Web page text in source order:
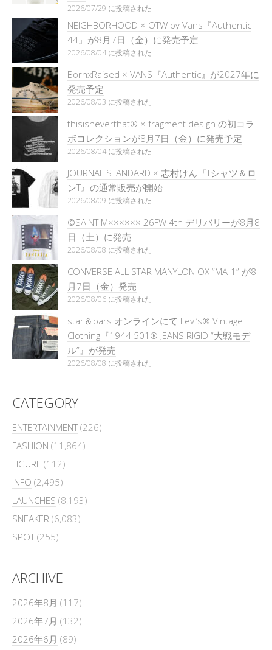
2026/07/29 に投稿された
NEIGHBORHOOD × OTW by Vans『Authentic
44』が8月7日（金）に発売予定
2026/08/04 に投稿された
BornxRaised × VANS『Authentic』が2027年に
発売予定
2026/08/03 に投稿された
thisisneverthat® × fragment design の初コラ
ボコレクションが8月7日（金）に発売予定
2026/08/04 に投稿された
JOURNAL STANDARD × 志村けん『Tシャツ＆ロ
ンT』の通常販売が開始
2026/08/09 に投稿された
©SAINT M×××××× 26FW 4th デリバリーが8月8
日（土）に発売
2026/08/08 に投稿された
CONVERSE ALL STAR MANYLON OX “MA-1” が8
月7日（金）発売
2026/08/06 に投稿された
star＆bars オンラインにて Levi’s® Vintage
Clothing『1944 501® JEANS RIGID “大戦モデ
ル”』が発売
2026/08/08 に投稿された
CATEGORY
ENTERTAINMENT(226)
FASHION (11,864)
FIGURE (112)
INFO (2,495)
LAUNCHES (8,193)
SNEAKER (6,083)
SPOT(255)
ARCHIVE
2026年8月 (117)
2026年7月 (132)
2026年6月 (89)